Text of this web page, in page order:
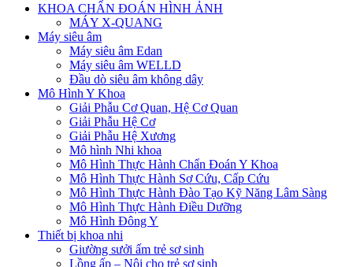
KHOA CHẨN ĐOÁN HÌNH ẢNH
MÁY X-QUANG
Máy siêu âm
Máy siêu âm Edan
Máy siêu âm WELLD
Đầu dò siêu âm không dây
Mô Hình Y Khoa
Giải Phẫu Cơ Quan, Hệ Cơ Quan
Giải Phẫu Hệ Cơ
Giải Phẫu Hệ Xương
Mô hình Nhi khoa
Mô Hình Thực Hành Chẩn Đoán Y Khoa
Mô Hình Thực Hành Sơ Cứu, Cấp Cứu
Mô Hình Thực Hành Đào Tạo Kỹ Năng Lâm Sàng
Mô Hình Thực Hành Điều Dưỡng
Mô Hình Đông Y
Thiết bị khoa nhi
Giường sưởi ấm trẻ sơ sinh
Lồng ấp – Nôi cho trẻ sơ sinh